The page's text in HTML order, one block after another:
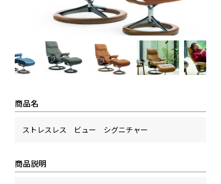
商品名
ストレスレス ビュー シグニチャー
商品説明